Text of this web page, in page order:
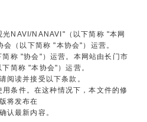
NAVI/NANAVI"（以下简称 "本网
（以下简称 "本协会"）运营。
称 "协会"）运营。本网站由长门市
简称 "本协会"）运营。
阅读并接受以下条款。
条件。在这种情况下，本文件的修
将发布在
认最新内容。